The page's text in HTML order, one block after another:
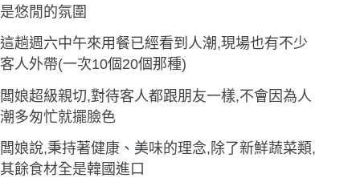
是悠閒的氛圍
這趟週六中午來用餐已經看到人潮,現場也有不少
客人外帶(一次10個20個那種)
闆娘超級親切,對待客人都跟朋友一樣,不會因為人
潮多匆忙就擺臉色
闆娘說,秉持著健康、美味的理念,除了新鮮蔬菜類,
其餘食材全是韓國進口